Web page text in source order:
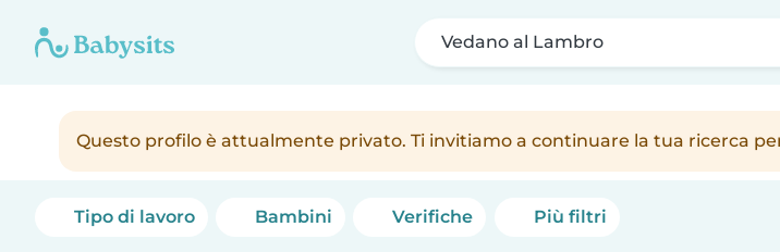
Vedano al Lambro
Questo profilo è attualmente privato. Ti invitiamo a continuare la tua ricerca
Tipo di lavoro Bambini Verifiche Più filtri